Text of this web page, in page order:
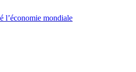
l’économie mondiale